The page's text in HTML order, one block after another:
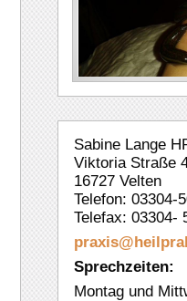
Sabine Lange
Viktoria Straße
16727 Velten
Telefon: 03304-
Telefax: 03304-
Sprechzeiten:
Montag und